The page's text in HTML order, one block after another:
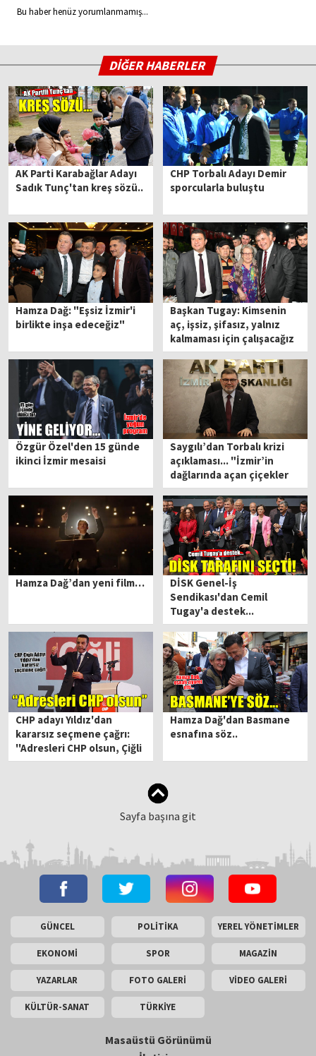
Bu haber henüz yorumlanmamış...
DİĞER HABERLER
AK Parti Karabağlar Adayı
Sadık Tunç'tan kreş sözü..
CHP Torbalı Adayı Demir
sporcularla buluştu
Hamza Dağ: "Eşsiz İzmir'i
birlikte inşa edeceğiz"
Başkan Tugay: Kimsenin
aç, işsiz, şifasız, yalnız
kalmaması için çalışacağız
Özgür Özel'den 15 günde
ikinci İzmir mesaisi
Saygılı’dan Torbalı krizi
açıklaması... "İzmir’in
dağlarında açan çiçekler
hepimizin"
Hamza Dağ’dan yeni film…
DİSK Genel-İş
Sendikası'dan Cemil
Tugay'a destek...
CHP adayı Yıldız'dan
kararsız seçmene çağrı:
''Adresleri CHP olsun, Çiğli
kazansın''
Hamza Dağ'dan Basmane
esnafına söz..
Sayfa başına git
GÜNCEL POLİTİKA YEREL YÖNETİMLER
EKONOMİ SPOR MAGAZİN
YAZARLAR FOTO GALERİ VİDEO GALERİ
KÜLTÜR-SANAT TÜRKİYE
Masaüstü Görünümü